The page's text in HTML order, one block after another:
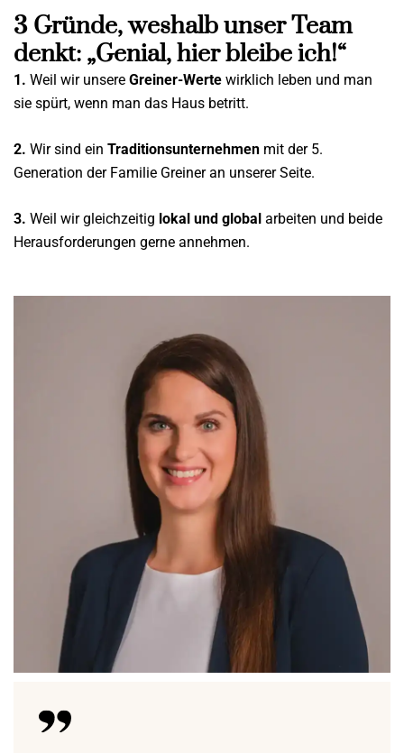
3 Gründe, weshalb unser Team
denkt: „Genial, hier bleibe ich!“
1. Weil wir unsere Greiner-Werte wirklich leben und man
sie spürt, wenn man das Haus betritt.
2. Wir sind ein Traditionsunternehmen mit der 5.
Generation der Familie Greiner an unserer Seite.
3. Weil wir gleichzeitig lokal und global arbeiten und beide
Herausforderungen gerne annehmen.